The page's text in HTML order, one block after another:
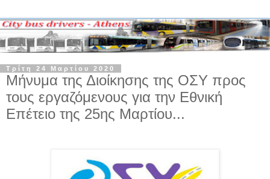
Τρίτη 24 Μαρτίου 2020
Μήνυμα της Διοίκησης της ΟΣΥ προς
τους εργαζόμενους για την Εθνική
Επέτειο της 25ης Μαρτίου...